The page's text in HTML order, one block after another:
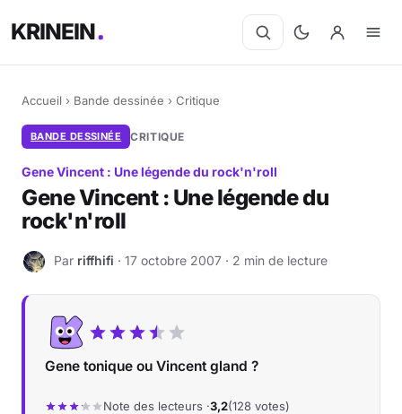
KRINEIN
Accueil › Bande dessinée › Critique
BANDE DESSINÉE CRITIQUE
Gene Vincent : Une légende du rock'n'roll
Gene Vincent : Une légende du
rock'n'roll
R Par riffhifi · 17 octobre 2007 · 2 min de lecture
Gene tonique ou Vincent gland ?
Note des lecteurs ·3,2(128 votes)